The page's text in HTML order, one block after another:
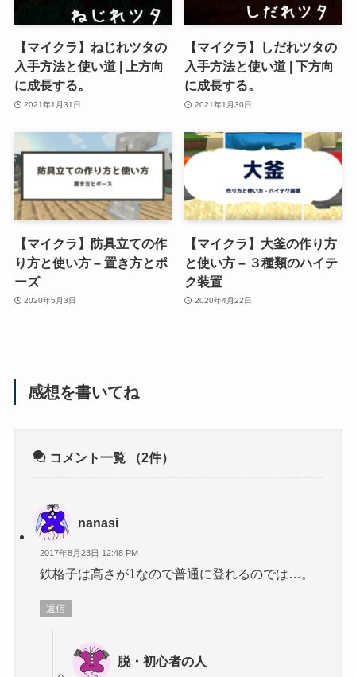
【マイクラ】ねじれツタの
入手方法と使い道 | 上方向
に成長する。
2021年1月31日
【マイクラ】しだれツタの
入手方法と使い道 | 下方向
に成長する。
2021年1月30日
【マイクラ】防具立ての作
り方と使い方 – 置き方とポ
ーズ
2020年5月3日
【マイクラ】大釜の作り方
と使い方 – ３種類のハイテ
ク装置
2020年4月22日
感想を書いてね
コメント一覧 （2件）
nanasi
2017年8月23日 12:48 PM
鉄格子は高さが1なので普通に登れるのでは…。
返信
脱・初心者の人